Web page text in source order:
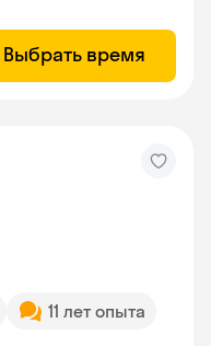
Выбрать время
11 лет опыта